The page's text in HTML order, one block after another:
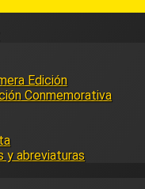
Edición
Conmemorativa
y abreviaturas